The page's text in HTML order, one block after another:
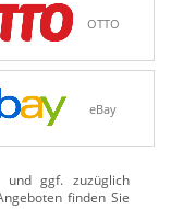
OTTO
eBay
und ggf. zuzüglich
finden Sie